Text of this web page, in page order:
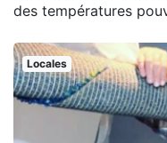
des températures
Locales